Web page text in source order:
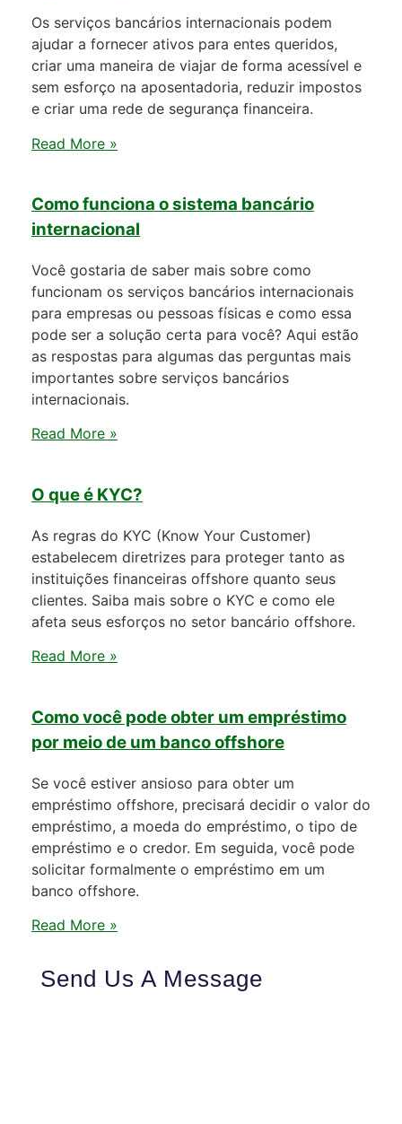
Os serviços bancários internacionais podem
ajudar a fornecer ativos para entes queridos,
criar uma maneira de viajar de forma acessível e
sem esforço na aposentadoria, reduzir impostos
e criar uma rede de segurança financeira.
Read More »
Como funciona o sistema bancário
internacional
Você gostaria de saber mais sobre como
funcionam os serviços bancários internacionais
para empresas ou pessoas físicas e como essa
pode ser a solução certa para você? Aqui estão
as respostas para algumas das perguntas mais
importantes sobre serviços bancários
internacionais.
Read More »
O que é KYC?
As regras do KYC (Know Your Customer)
estabelecem diretrizes para proteger tanto as
instituições financeiras offshore quanto seus
clientes. Saiba mais sobre o KYC e como ele
afeta seus esforços no setor bancário offshore.
Read More »
Como você pode obter um empréstimo
por meio de um banco offshore
Se você estiver ansioso para obter um
empréstimo offshore, precisará decidir o valor do
empréstimo, a moeda do empréstimo, o tipo de
empréstimo e o credor. Em seguida, você pode
solicitar formalmente o empréstimo em um
banco offshore.
Read More »
Send Us A Message